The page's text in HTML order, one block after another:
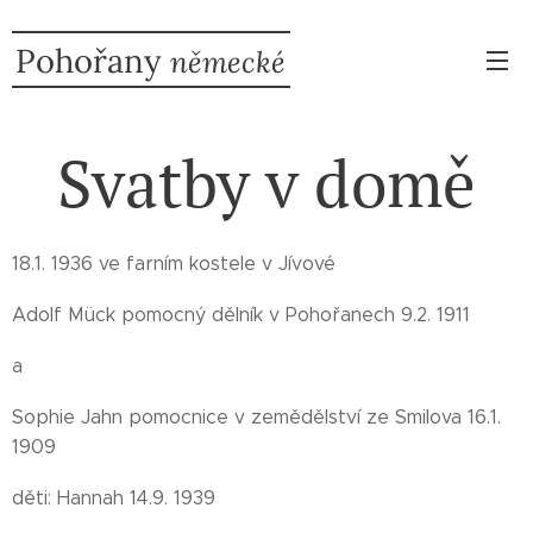
Pohořany německé
Svatby v domě
18.1. 1936 ve farním kostele v Jívové
Adolf Mück pomocný dělník v Pohořanech 9.2. 1911
a
Sophie Jahn pomocnice v zemědělství ze Smilova 16.1.
1909
děti: Hannah 14.9. 1939